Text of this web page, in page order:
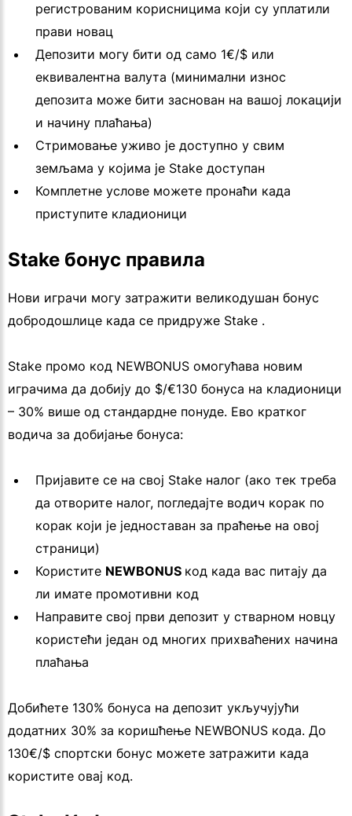
регистрованим корисницима који су уплатили
прави новац
Депозити могу бити од само 1€/$ или
еквивалентна валута (минимални износ
депозита може бити заснован на вашој локацији
и начину плаћања)
Стримовање уживо је доступно у свим
земљама у којима је Stake доступан
Комплетне услове можете пронаћи када
приступите кладионици
Stake бонус правила
Нови играчи могу затражити великодушан бонус
добродошлице када се придруже Stake .
Stake промо код NEWBONUS омогућава новим
играчима да добију до $/€130 бонуса на кладионици
– 30% више од стандардне понуде. Ево кратког
водича за добијање бонуса:
Пријавите се на свој Stake налог (ако тек треба
да отворите налог, погледајте водич корак по
корак који је једноставан за праћење на овој
страници)
Користите NEWBONUS код када вас питају да
ли имате промотивни код
Направите свој први депозит у стварном новцу
користећи један од многих прихваћених начина
плаћања
Добићете 130% бонуса на депозит укључујући
додатних 30% за коришћење NEWBONUS кода. До
130€/$ спортски бонус можете затражити када
користите овај код.